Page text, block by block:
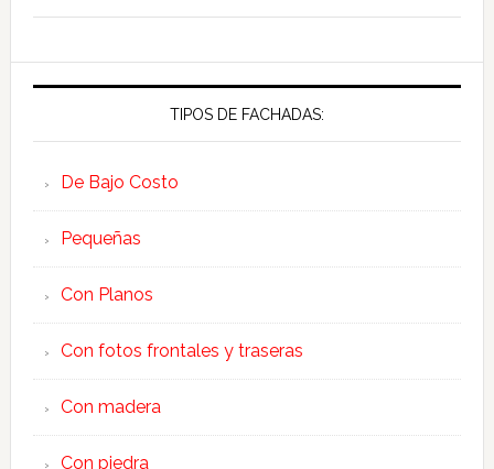
TIPOS DE FACHADAS:
De Bajo Costo
Pequeñas
Con Planos
Con fotos frontales y traseras
Con madera
Con piedra